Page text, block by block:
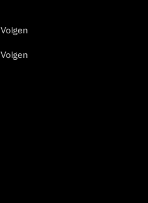
Volgen
Volgen